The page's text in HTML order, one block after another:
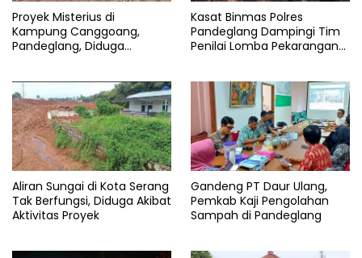
Proyek Misterius di
Kampung Canggoang,
Pandeglang, Diduga
Kasat Binmas Polres
Pandeglang Dampingi Tim
Penilai Lomba Pekarangan
Aliran Sungai di Kota Serang
Tak Berfungsi, Diduga Akibat
Aktivitas Proyek
Gandeng PT Daur Ulang,
Pemkab Kaji Pengolahan
Sampah di Pandeglang